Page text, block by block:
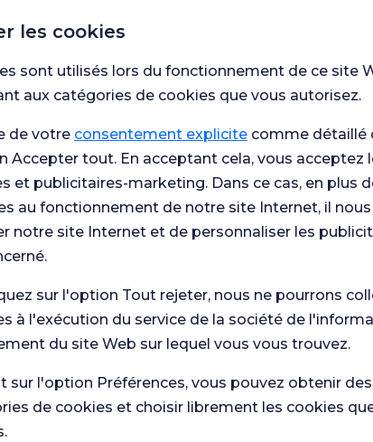
d'Ankara
de l'Université
les cookies
sont utilisés lors du fonctionnement de ce site
aux catégories de cookies que vous autorisez.
de votre consentement explicite comme détaillé
Accepter tout. En acceptant cela, vous acceptez
et publicitaires-marketing. Dans ce cas, en plus
au fonctionnement de notre site Internet, il
notre site Internet et de personnaliser les
sur l'option Tout rejeter, nous ne pourrons
à l'exécution du service de la société de
du site Web sur lequel vous vous trouvez.
sur l'option Préférences, vous pouvez obtenir
de cookies et choisir librement les cookies